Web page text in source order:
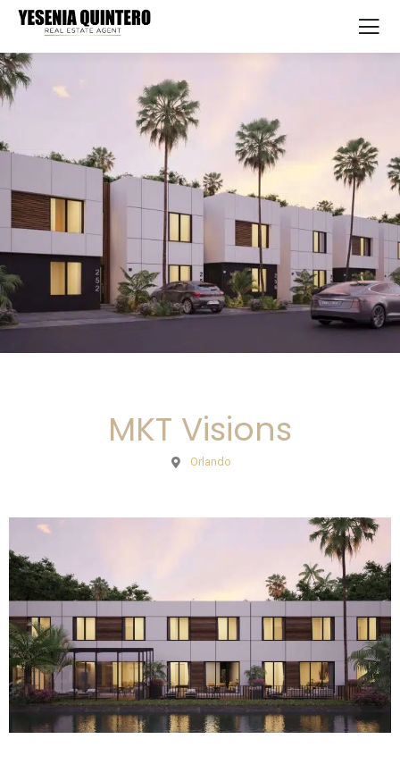
MKT Visions
Orlando